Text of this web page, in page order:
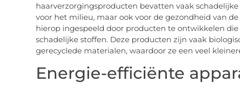
haarverzorgingsproducten bevatten vaak
voor het milieu, maar ook voor de gezondheid van
hierop ingespeeld door producten te ontwikkelen
schadelijke stoffen. Deze producten zijn vaak
gerecyclede materialen, waardoor ze een veel
Energie-efficiënte